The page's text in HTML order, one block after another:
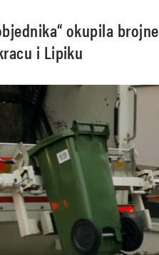
okupila brojne
i Lipiku